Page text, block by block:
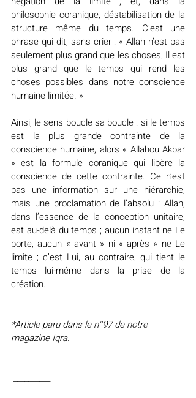
philosophie coranique, déstabilisation de la
structure même du temps. C’est une
phrase qui dit, sans crier : « Allah n’est pas
seulement plus grand que les choses, Il est
plus grand que le temps qui rend les
choses possibles dans notre conscience
humaine limitée. »
Ainsi, le sens boucle sa boucle : si le temps
est la plus grande contrainte de la
conscience humaine, alors « Allahou Akbar
» est la formule coranique qui libère la
conscience de cette contrainte. Ce n’est
pas une information sur une hiérarchie,
mais une proclamation de l’absolu : Allah,
dans l’essence de la conception unitaire,
est au-delà du temps ; aucun instant ne Le
porte, aucun « avant » ni « après » ne Le
limite ; c’est Lui, au contraire, qui tient le
temps lui-même dans la prise de la
création.
*Article paru dans le n°97 de notre
magazine Iqra.
__________